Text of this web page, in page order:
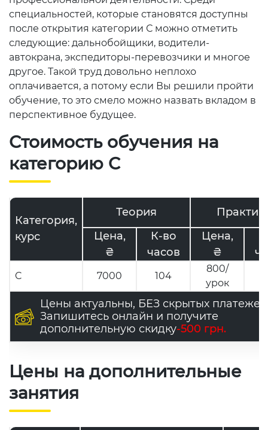
специальностей, которые становятся доступны
после открытия категории С можно отметить
следующие: дальнобойщики, водители-
автокрана, экспедиторы-перевозчики и многое
другое. Такой труд довольно неплохо
оплачивается, а потому если Вы решили пройти
обучение, то это смело можно назвать вкладом в
перспективное будущее.
Стоимость обучения на
категорию C
Категория,
курс
Теория
Цена,
₴
К-во
часов
Цена,
₴
C 7000 104
800/
урок
Цены актуальны, БЕЗ скрытых
Запишитесь онлайн и получите
дополнительную скидку-500 грн.
Цены на дополнительные
занятия